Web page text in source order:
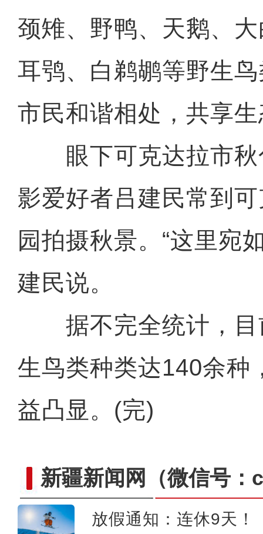
颈雉、野鸭、天鹅、
耳鸮、白鹈鹕等野生
市民和谐相处，共享
眼下可克达拉市秋
影爱好者吕建民常到
园拍摄秋景。“这里宛
建民说。
据不完全统计，目
生鸟类种类达140余种
益凸显。(完)
新疆新闻网 （微信号
放假通知：连休9天！